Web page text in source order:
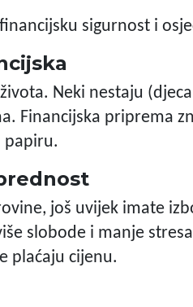
sigurnost i
Neki nestaju
Financijska priprema
papiru.
još uvijek imate
slobode i manje
plaćaju cijenu.